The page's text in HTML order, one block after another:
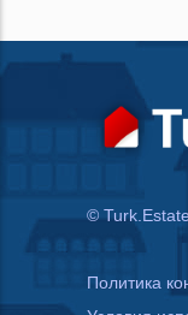
©
Политика